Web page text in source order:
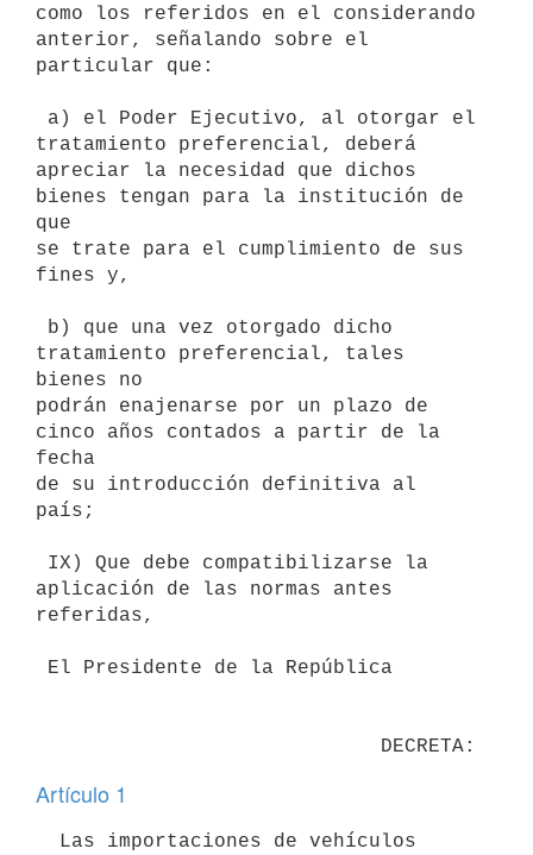
como los referidos en el considerando
anterior, señalando sobre el
particular que:
tratamiento preferencial, deberá
apreciar la necesidad que dichos
bienes tengan para la institución de
que
se trate para el cumplimiento de sus
fines y,
tratamiento preferencial, tales
bienes no
podrán enajenarse por un plazo de
cinco años contados a partir de la
fecha
de su introducción definitiva al
país;
aplicación de las normas antes
referidas,
Artículo 1